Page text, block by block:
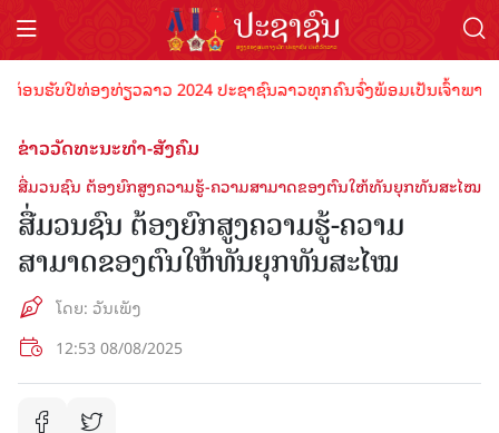
ບປີທ່ອງທ່ຽວລາວ 2024 ປະຊາຊົນລາວທຸກຄົນຈົ່ງພ້ອມເປັນເຈົ້າພາບທີ່ດີ
ຂ່າວວັດທະນະທຳ-ສັງຄົມ
ສື່ມວນຊົນ ຕ້ອງຍົກສູງຄວາມຮູ້-ຄວາມສາມາດຂອງຕົນໃຫ້ທັນຍຸກທັນສະໄໝ
ສື່ມວນຊົນ ຕ້ອງຍົກສູງຄວາມຮູ້-ຄວາມ
ສາມາດຂອງຕົນໃຫ້ທັນຍຸກທັນສະໄໝ
ໂດຍ: ວັນເພັງ
12:53 08/08/2025